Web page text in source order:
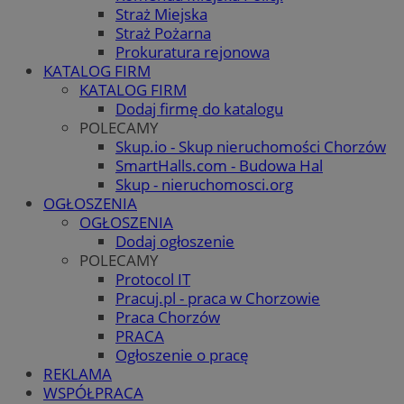
Straż Miejska
Straż Pożarna
Prokuratura rejonowa
KATALOG FIRM
KATALOG FIRM
Dodaj firmę do katalogu
POLECAMY
Skup.io - Skup nieruchomości Chorzów
SmartHalls.com - Budowa Hal
Skup - nieruchomosci.org
OGŁOSZENIA
OGŁOSZENIA
Dodaj ogłoszenie
POLECAMY
Protocol IT
Pracuj.pl - praca w Chorzowie
Praca Chorzów
PRACA
Ogłoszenie o pracę
REKLAMA
WSPÓŁPRACA